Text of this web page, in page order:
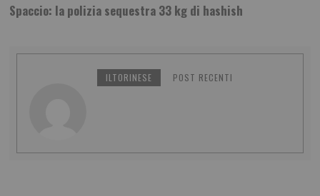
Spaccio: la polizia sequestra 33 kg di hashish
ILTORINESE POST RECENTI